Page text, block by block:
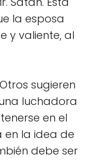
la esposa
y valiente, al
Otros sugieren
luchadora
en el
en la idea de
debe ser